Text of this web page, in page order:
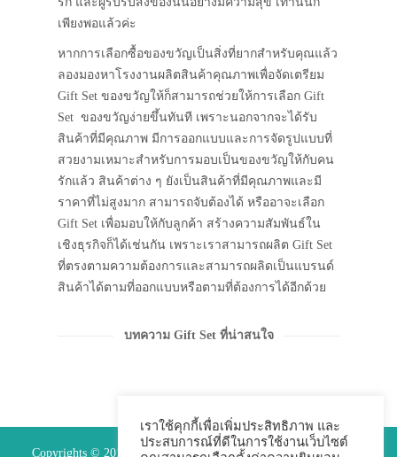
เพียงพอแล้วค่ะ
หากการเลือกซื้อของขวัญเป็นสิ่งที่ยากสำหรับคุณแล้ว
ลองมองหาโรงงานผลิตสินค้าคุณภาพเพื่อจัดเตรียม
Gift Set ของขวัญให้ก็สามารถช่วยให้การเลือก Gift
Set ของขวัญง่ายขึ้นทันที เพราะนอกจากจะได้รับ
สินค้าที่มีคุณภาพ มีการออกแบบและการจัดรูปแบบที่
สวยงามเหมาะสำหรับการมอบเป็นของขวัญให้กับคน
รักแล้ว สินค้าต่าง ๆ ยังเป็นสินค้าที่มีคุณภาพและมี
ราคาที่ไม่สูงมาก สามารถจับต้องได้ หรืออาจะเลือก
Gift Set เพื่อมอบให้กับลูกค้า สร้างความสัมพันธ์ใน
เชิงธุรกิจก็ได้เช่นกัน เพราะเราสามารถผลิต Gift Set
ที่ตรงตามความต้องการและสามารถผลิดเป็นแบรนด์
สินค้าได้ตามที่ออกแบบหรือตามที่ต้องการได้อีกด้วย
บทความ Gift Set ที่น่าสนใจ
Copyrights © 2015 Premium Perfect Co.,ltd. All Rights Reserved.
เราใช้คุกกี้เพื่อเพิ่มประสิทธิภาพ และ
ประสบการณ์ที่ดีในการใช้งานเว็บไซต์